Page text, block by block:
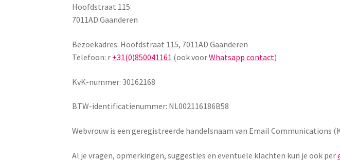
Hoofdstraat 115
7011AD Gaanderen
Bezoekadres: Hoofdstraat 115, 7011AD Gaanderen
Telefoon: r +31(0)850041161 (ook voorWhatsapp contact)
KvK-nummer: 30162168
BTW-identificatienummer: NL002116186B58
Webvrouw is een geregistreerde handelsnaam van Email Communications
Al je vragen, opmerkingen, suggesties en eventuele klachten kun je ook per